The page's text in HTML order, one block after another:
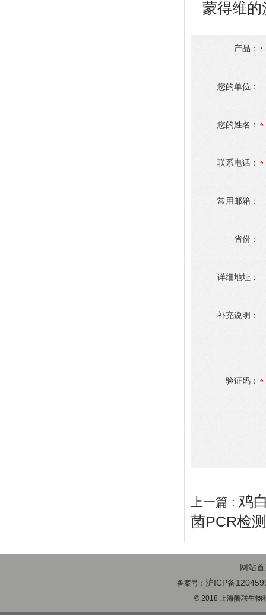
蒙得维
产品：
您的单位：
您的姓名：
联系电话：
常用邮箱：
省份：
详细地址：
补充说明：
验证码：
上一篇 : 鸡
菌PCR检
网站
备案号：沪ICP备
© 2018 上海酶联生物